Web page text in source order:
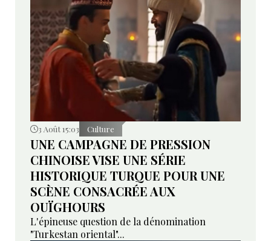
3 Août 15:03 Culture
UNE CAMPAGNE DE PRESSION
CHINOISE VISE UNE SÉRIE
HISTORIQUE TURQUE POUR UNE
SCÈNE CONSACRÉE AUX
OUÏGHOURS
L'épineuse question de la dénomination
"Turkestan oriental"...